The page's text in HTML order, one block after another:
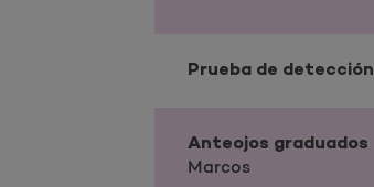
Prueba de
Anteojos graduados
Marcos